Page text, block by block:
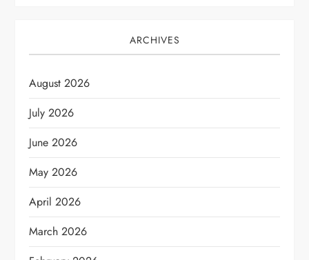
ARCHIVES
August 2026
July 2026
June 2026
May 2026
April 2026
March 2026